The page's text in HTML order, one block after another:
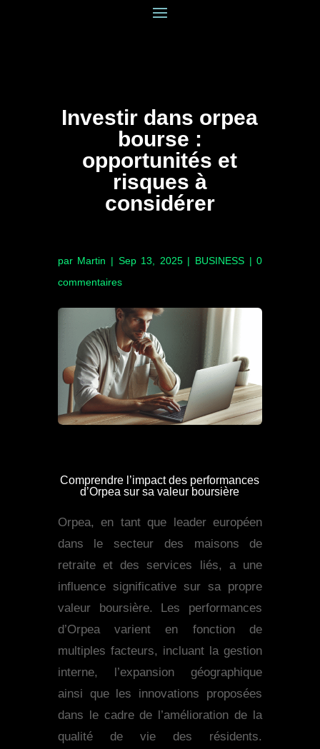
Investir dans orpea
bourse :
opportunités et
risques à
considérer
par Martin | Sep 13, 2025| BUSINESS |0
commentaires
Comprendre l’impact des performances
d’Orpea sur sa valeur boursière
Orpea, en tant que leader européen
dans le secteur des maisons de
retraite et des services liés, a une
influence significative sur sa propre
valeur boursière. Les performances
d’Orpea varient en fonction de
multiples facteurs, incluant la gestion
interne, l’expansion géographique
ainsi que les innovations proposées
dans le cadre de l’amélioration de la
qualité de vie des résidents.